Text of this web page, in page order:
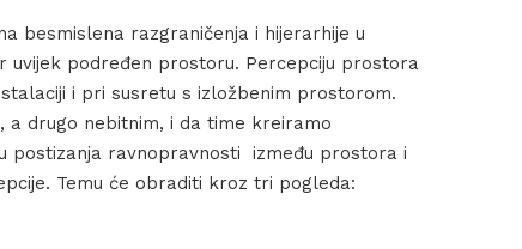
besmislena razgraničenja i hijerarhije u
uvijek podređen prostoru. Percepciju prostora
i pri susretu s izložbenim prostorom.
a drugo nebitnim, i da time kreiramo
postizanja ravnopravnosti između prostora i
Temu će obraditi kroz tri pogleda: